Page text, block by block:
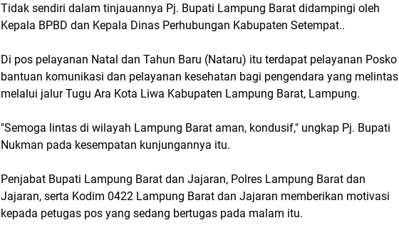
Tidak sendiri dalam tinjauannya Pj. Bupati Lampung Barat didampingi oleh
Kepala BPBD dan Kepala Dinas Perhubungan Kabupaten Setempat..
Di pos pelayanan Natal dan Tahun Baru (Nataru) itu terdapat pelayanan Posko
bantuan komunikasi dan pelayanan kesehatan bagi pengendara yang melintas
melalui jalur Tugu Ara Kota Liwa Kabupaten Lampung Barat, Lampung.
"Semoga lintas di wilayah Lampung Barat aman, kondusif," ungkap Pj. Bupati
Nukman pada kesempatan kunjungannya itu.
Penjabat Bupati Lampung Barat dan Jajaran, Polres Lampung Barat dan
Jajaran, serta Kodim 0422 Lampung Barat dan Jajaran memberikan motivasi
kepada petugas pos yang sedang bertugas pada malam itu.